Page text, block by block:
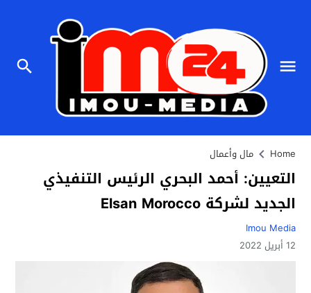
Home مال وأعمال
التعيين: أحمد البحري الرئيس التنفيذي
الجديد لشركة Elsan Morocco
Imou Media
12 أبريل 2022